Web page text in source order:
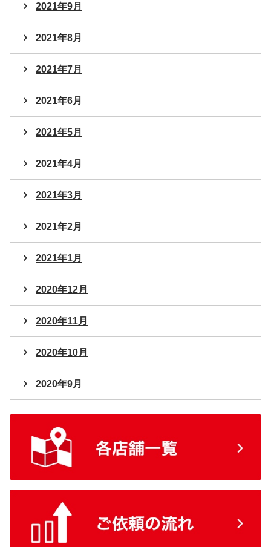
2021年9月
2021年8月
2021年7月
2021年6月
2021年5月
2021年4月
2021年3月
2021年2月
2021年1月
2020年12月
2020年11月
2020年10月
2020年9月